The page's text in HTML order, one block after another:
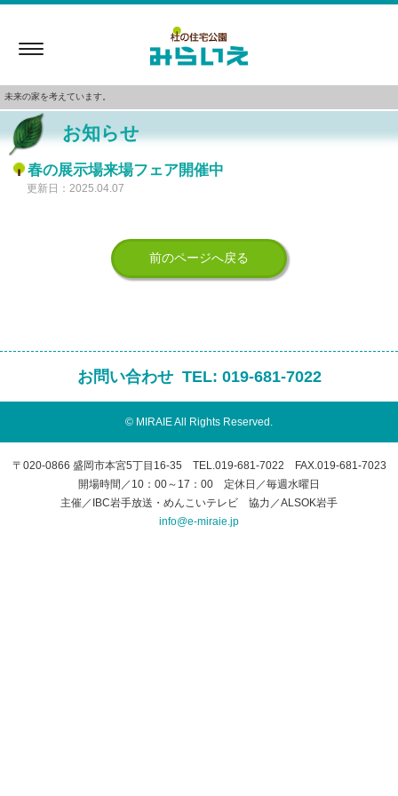
Toggle
未来の家を考えています。
お知らせ
春の展示場来場フェア開催中
更新日：2025.04.07
前のページへ戻る
お問い合わせ TEL: 019-681-7022
© MIRAIE All Rights Reserved.
〒020-0866 盛岡市本宮5丁目16-35 TEL.019-681-7022 FAX.019-681-7023
開場時間／10：00～17：00 定休日／毎週水曜日
主催／IBC岩手放送・めんこいテレビ 協力／ALSOK岩手
info@e-miraie.jp